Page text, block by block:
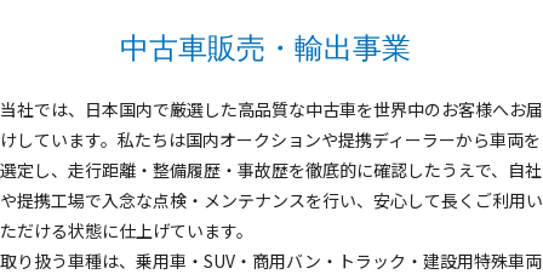
中古車販売・輸出事業
当社では、日本国内で厳選した高品質な中古車を世界中のお客様へお届
けしています。私たちは国内オークションや提携ディーラーから車両を
選定し、走行距離・整備履歴・事故歴を徹底的に確認したうえで、自社
や提携工場で入念な点検・メンテナンスを行い、安心して長くご利用い
ただける状態に仕上げています。
取り扱う車種は、乗用車・SUV・商用バン・トラック・建設用特殊車両